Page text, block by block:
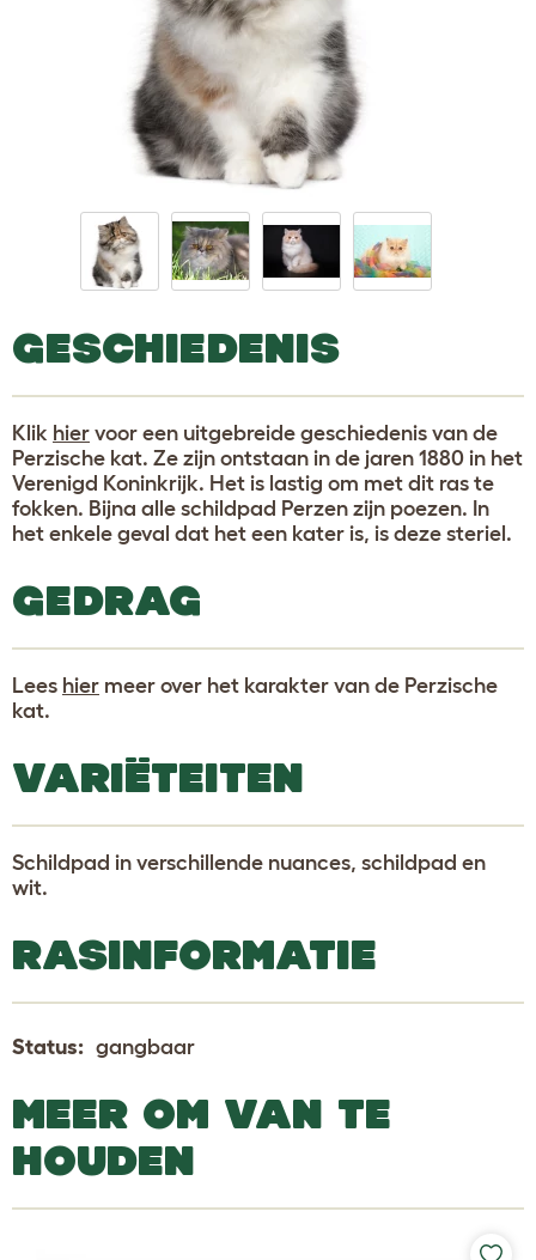
GESCHIEDENIS
Klik hier voor een uitgebreide geschiedenis van de
Perzische kat. Ze zijn ontstaan in de jaren 1880 in het
Verenigd Koninkrijk. Het is lastig om met dit ras te
fokken. Bijna alle schildpad Perzen zijn poezen. In
het enkele geval dat het een kater is, is deze steriel.
GEDRAG
Lees hier meer over het karakter van de Perzische
kat.
VARIËTEITEN
Schildpad in verschillende nuances, schildpad en
wit.
RASINFORMATIE
Status: gangbaar
MEER OM VAN TE
HOUDEN